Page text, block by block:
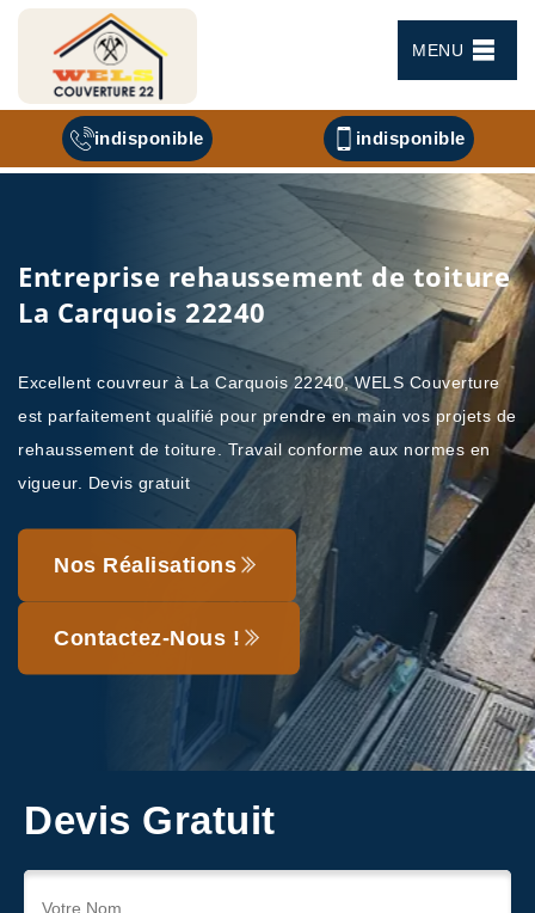
MENU
indisponible indisponible
Entreprise rehaussement de toiture
La Carquois 22240
Excellent couvreur à La Carquois 22240, WELS Couverture
est parfaitement qualifié pour prendre en main vos projets de
rehaussement de toiture. Travail conforme aux normes en
vigueur. Devis gratuit
Nos Réalisations
Contactez-Nous !
Devis Gratuit